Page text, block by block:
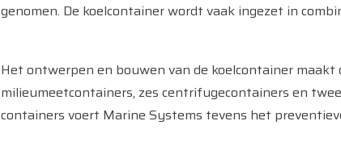
genomen. De koelcontainer wordt vaak ingezet in
Het ontwerpen en bouwen van de koelcontainer
milieumeetcontainers, zes centrifugecontainers en
containers voert Marine Systems tevens het